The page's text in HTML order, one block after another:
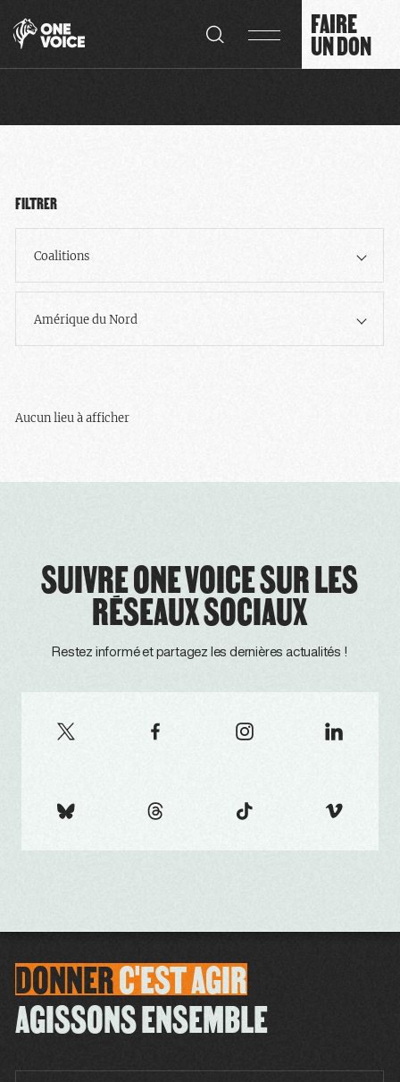
FAIRE
UN DON
FILTRER
Coalitions
Amérique du Nord
Aucun lieu à afficher
SUIVRE ONE VOICE SUR LES
RÉSEAUX SOCIAUX
Restez informé et partagez les dernières actualités !
DONNERC'ESTAGIR
AGISSONS ENSEMBLE